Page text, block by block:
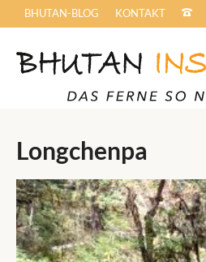
BHUTAN-BLOG KONTAKT
Longchenpa